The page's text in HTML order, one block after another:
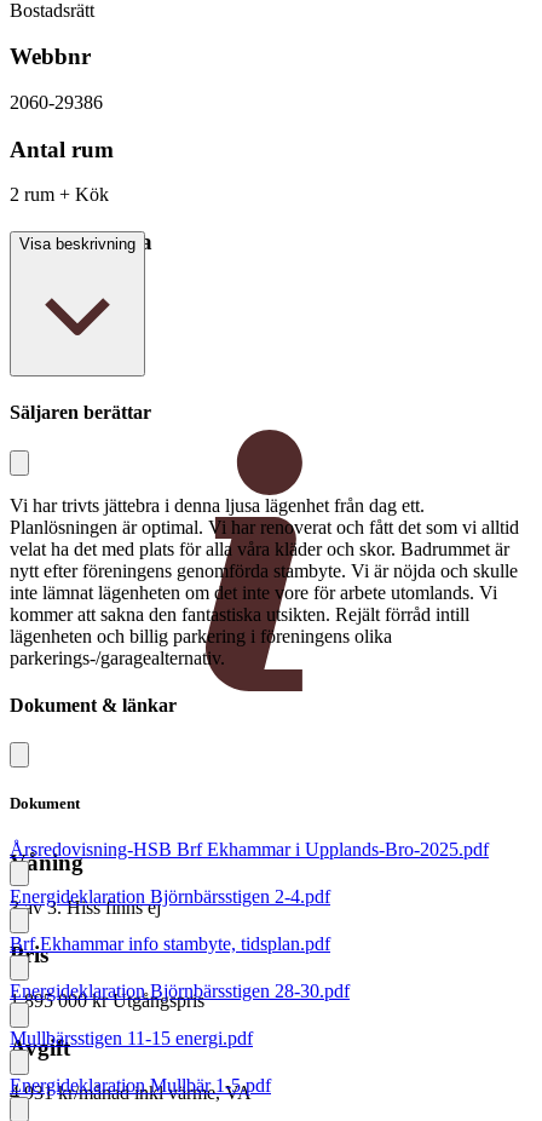
Bostadsrätt
Webbnr
2060-29386
Antal rum
2 rum + Kök
Boarea/Biarea
Våning
3 av 3. Hiss finns ej
Pris
1 895 000 kr Utgångspris
Avgift
4 931 kr/månad inkl värme, VA
Visa beskrivning
Säljaren berättar
Vi har trivts jättebra i denna ljusa lägenhet från dag ett.
Planlösningen är optimal. Vi har renoverat och fått det som vi alltid
velat ha det med plats för alla våra kläder och skor. Badrummet är
nytt efter föreningens genomförda stambyte. Vi är nöjda och skulle
inte lämnat lägenheten om det inte vore för arbete utomlands. Vi
kommer att sakna den fantastiska utsikten. Rejält förråd intill
lägenheten och billig parkering i föreningens olika
parkerings-/garagealternativ.
Dokument & länkar
Dokument
Årsredovisning-HSB Brf Ekhammar i Upplands-Bro-2025.pdf
Energideklaration Björnbärsstigen 2-4.pdf
Brf Ekhammar info stambyte, tidsplan.pdf
Energideklaration Björnbärsstigen 28-30.pdf
Mullbärsstigen 11-15 energi.pdf
Energideklaration Mullbär 1-5.pdf